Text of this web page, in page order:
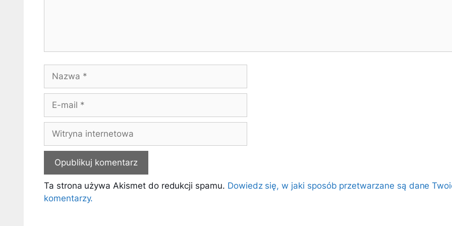
Nazwa
Witryna
internetowa
Ta strona używa Akismet do redukcji spamu. Dowiedz się, w jaki sposób przetwarzane są dane
komentarzy.